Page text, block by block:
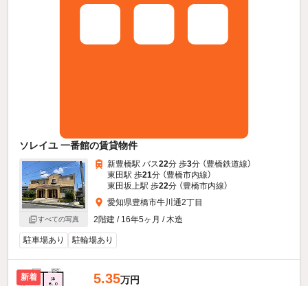
ソレイユ 一番館の賃貸物件
すべての写真
新豊橋駅 バス22分 歩3分 （豊橋鉄道線）
東田駅 歩21分 （豊橋市内線）
東田坂上駅 歩22分 （豊橋市内線）
愛知県豊橋市牛川通2丁目
2階建 / 16年5ヶ月 / 木造
駐車場あり 駐輪場あり
新着 5.35万円